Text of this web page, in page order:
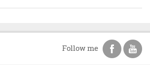
Follow me